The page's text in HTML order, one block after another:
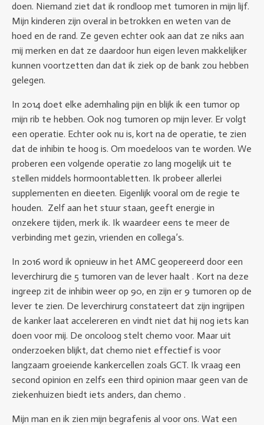
doen. Niemand ziet dat ik rondloop met tumoren in mijn lijf.
Mijn kinderen zijn overal in betrokken en weten van de
hoed en de rand. Ze geven echter ook aan dat ze niks aan
mij merken en dat ze daardoor hun eigen leven makkelijker
kunnen voortzetten dan dat ik ziek op de bank zou hebben
gelegen.
In 2014 doet elke ademhaling pijn en blijk ik een tumor op
mijn rib te hebben. Ook nog tumoren op mijn lever. Er volgt
een operatie. Echter ook nu is, kort na de operatie, te zien
dat de inhibin te hoog is. Om moedeloos van te worden. We
proberen een volgende operatie zo lang mogelijk uit te
stellen middels hormoontabletten. Ik probeer allerlei
supplementen en dieeten. Eigenlijk vooral om de regie te
houden. Zelf aan het stuur staan, geeft energie in
onzekere tijden, merk ik. Ik waardeer eens te meer de
verbinding met gezin, vrienden en collega’s.
In 2016 word ik opnieuw in het AMC geopereerd door een
leverchirurg die 5 tumoren van de lever haalt . Kort na deze
ingreep zit de inhibin weer op 90, en zijn er 9 tumoren op de
lever te zien. De leverchirurg constateert dat zijn ingrijpen
de kanker laat accelereren en vindt niet dat hij nog iets kan
doen voor mij. De oncoloog stelt chemo voor. Maar uit
onderzoeken blijkt, dat chemo niet effectief is voor
langzaam groeiende kankercellen zoals GCT. Ik vraag een
second opinion en zelfs een third opinion maar geen van de
ziekenhuizen biedt iets anders, dan chemo .
Mijn man en ik zien mijn begrafenis al voor ons. Wat een